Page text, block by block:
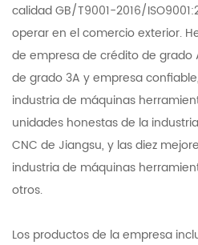
calidad GB/T9001-2016/
operar en el comercio exterior.
de empresa de crédito de grado
de grado 3A y empresa
industria de máquinas
unidades honestas de la
CNC de Jiangsu, y las diez
industria de máquinas
otros.
Los productos de la empresa